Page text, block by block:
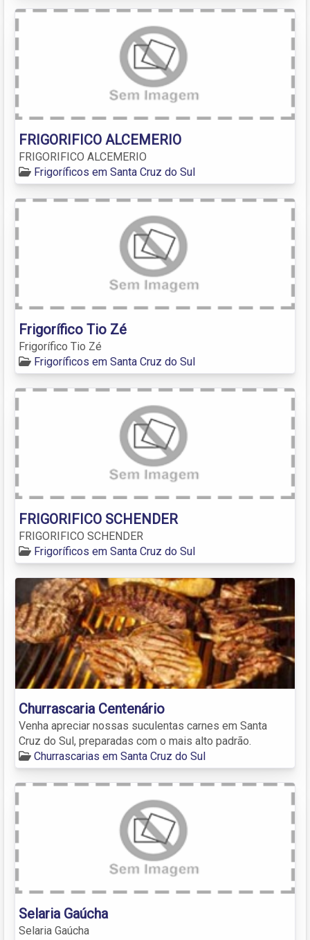
FRIGORIFICO ALCEMERIO
FRIGORIFICO ALCEMERIO
Frigoríficos em Santa Cruz do Sul
Frigorífico Tio Zé
Frigorífico Tio Zé
Frigoríficos em Santa Cruz do Sul
FRIGORIFICO SCHENDER
FRIGORIFICO SCHENDER
Frigoríficos em Santa Cruz do Sul
Churrascaria Centenário
Venha apreciar nossas suculentas carnes em Santa
Cruz do Sul, preparadas com o mais alto padrão.
Churrascarias em Santa Cruz do Sul
Selaria Gaúcha
Selaria Gaúcha